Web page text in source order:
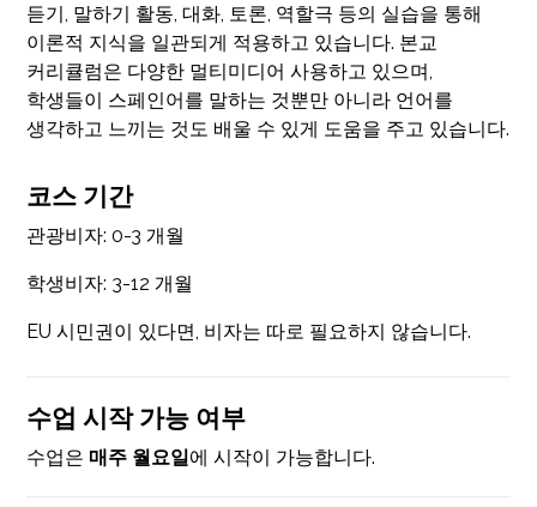
듣기, 말하기 활동, 대화, 토론, 역할극 등의 실습을 통해
이론적 지식을 일관되게 적용하고 있습니다. 본교
커리큘럼은 다양한 멀티미디어 사용하고 있으며,
학생들이 스페인어를 말하는 것뿐만 아니라 언어를
생각하고 느끼는 것도 배울 수 있게 도움을 주고 있습니다.
코스 기간
관광비자: 0-3 개월
학생비자: 3-12 개월
EU 시민권이 있다면, 비자는 따로 필요하지 않습니다.
수업 시작 가능 여부
수업은 매주 월요일에 시작이 가능합니다.